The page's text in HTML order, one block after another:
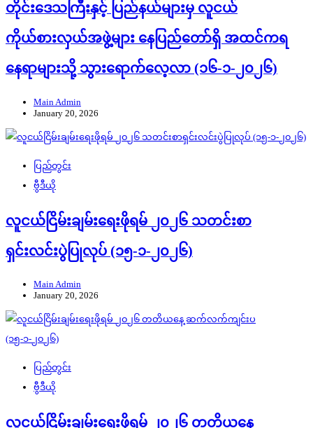
တိုင်းဒေသကြီးနှင့် ပြည်နယ်များမှ လူငယ်
ကိုယ်စားလှယ်အဖွဲ့များ နေပြည်တော်ရှိ အထင်ကရ
နေရာများသို့ သွားရောက်လေ့လာ (၁၆-၁-၂၀၂၆)
Main Admin
January 20, 2026
ပြည်တွင်း
ဗွီဒီယို
လူငယ်ငြိမ်းချမ်းရေးဖိုရမ် ၂၀၂၆ သတင်းစာ
ရှင်းလင်းပွဲပြုလုပ် (၁၅-၁-၂၀၂၆)
Main Admin
January 20, 2026
ပြည်တွင်း
ဗွီဒီယို
လူငယ်ငြိမ်းချမ်းရေးဖိုရမ် ၂၀၂၆ တတိယနေ့